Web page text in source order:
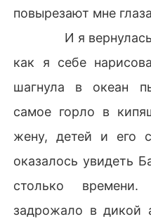
повырезают мне
И я вернулась. И
как я себе
шагнула в океан
самое горло в
жену, детей и его
оказалось увидеть
столько
задрожало в дикой